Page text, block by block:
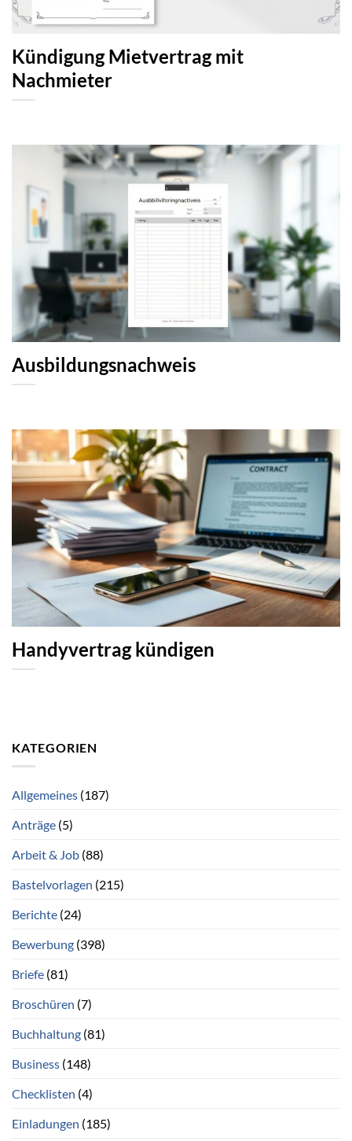
Kündigung Mietvertrag mit
Nachmieter
Ausbildungsnachweis
Handyvertrag kündigen
KATEGORIEN
Allgemeines (187)
Anträge (5)
Arbeit & Job (88)
Bastelvorlagen (215)
Berichte (24)
Bewerbung (398)
Briefe (81)
Broschüren (7)
Buchhaltung (81)
Business (148)
Checklisten (4)
Einladungen (185)